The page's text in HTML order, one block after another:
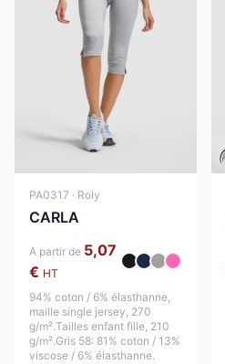
PA0317 · Roly
CARLA
A partir de 5,07
€ HT
94% coton / 6% élasthanne,
maille single jersey, 270
g/m².Tailles enfant fille, 210
g/m².Gris 58: 81% coton / 13%
viscose / 6% élasthanne.